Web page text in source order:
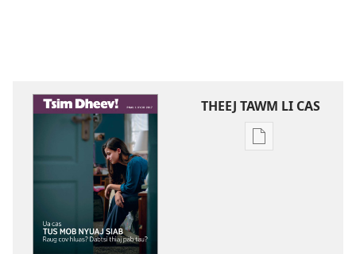
THEEJ TAWM LI CAS
Theej